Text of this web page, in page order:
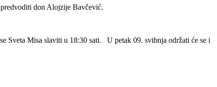
don Alojzije Bavčević.
Sveta Misa slaviti u 18:30 sati. U petak 09. svibnja održati će se i